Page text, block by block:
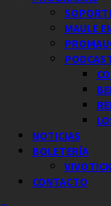
MAULE
NOTICIAS
BOLETERÍA
CONTACTO